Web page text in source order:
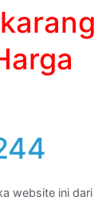
website ini dari